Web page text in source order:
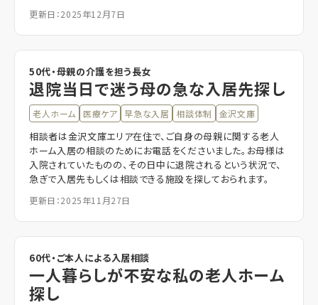
更新日：2025年12月7日
50代・母親の介護を担う長女
退院当日で迷う母の急な入居先探し
老人ホーム 医療ケア 早急な入居 相談体制 金沢文庫
相談者は金沢文庫エリア在住で、ご自身の母親に関する老人
ホーム入居の相談のためにお電話をくださいました。お母様は
入院されていたものの、その日中に退院されるという状況で、
急ぎで入居先もしくは相談できる施設を探しておられます。
更新日：2025年11月27日
60代・ご本人による入居相談
一人暮らしが不安な私の老人ホーム
探し